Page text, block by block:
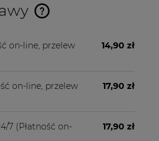
kosztów płatności
on-line, przelew
14,90 zł
on-line, przelew
17,90 zł
7 (Płatność on-
17,90 zł